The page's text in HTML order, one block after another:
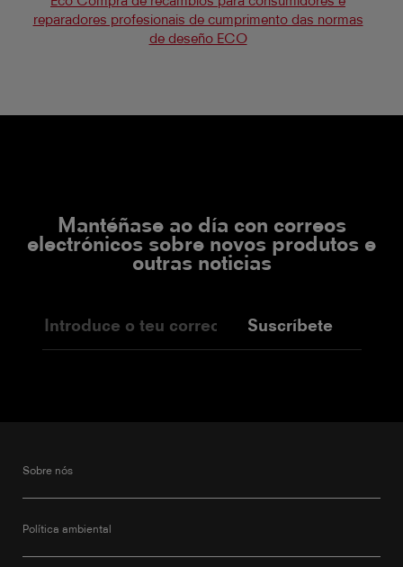
reparadores profesionais de cumprimento das normas
de deseño ECO
Mantéñase ao día con correos
electrónicos sobre novos produtos e
outras noticias
Suscríbete
Sobre nós
Política ambiental